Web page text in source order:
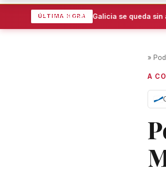
ÚLTIMA HORA
El fin del mito: Galicia se queda sin
»
A